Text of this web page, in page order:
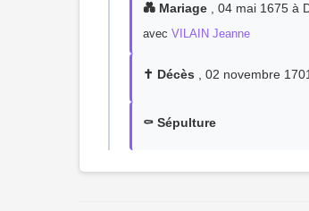
💑 Mariage , 04 mai 1675 à
avec VILAIN Jeanne
✝️ Décès , 02 novembre
⚰️ Sépulture